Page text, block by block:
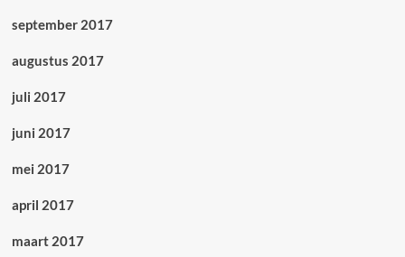
september 2017
augustus 2017
juli 2017
juni 2017
mei 2017
april 2017
maart 2017